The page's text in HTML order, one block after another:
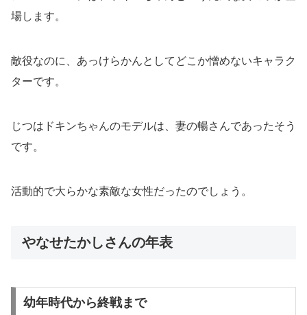
場します。
敵役なのに、あっけらかんとしてどこか憎めないキャラク
ターです。
じつはドキンちゃんのモデルは、妻の暢さんであったそう
です。
活動的で大らかな素敵な女性だったのでしょう。
やなせたかしさんの年表
幼年時代から終戦まで